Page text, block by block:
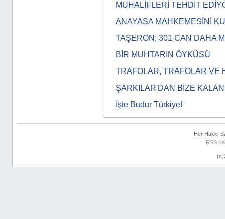
MUHALİFLERİ TEHDİT
ANAYASA MAHKEMESİNİ
TAŞERON; 301 CAN DAHA
BİR MUHTARIN ÖYKÜSÜ
TRAFOLAR, TRAFOLAR VE
ŞARKILAR'DAN BİZE KALAN
İşte Budur Türkiye!
Her Hakkı
RSS